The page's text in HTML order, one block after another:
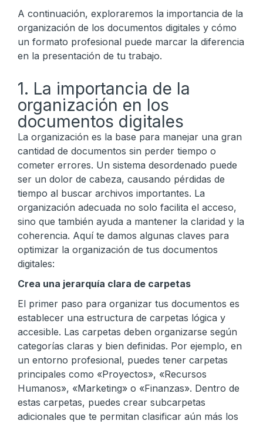
A continuación, exploraremos la importancia de la
organización de los documentos digitales y cómo
un formato profesional puede marcar la diferencia
en la presentación de tu trabajo.
1. La importancia de la
organización en los
documentos digitales
La organización es la base para manejar una gran
cantidad de documentos sin perder tiempo o
cometer errores. Un sistema desordenado puede
ser un dolor de cabeza, causando pérdidas de
tiempo al buscar archivos importantes. La
organización adecuada no solo facilita el acceso,
sino que también ayuda a mantener la claridad y la
coherencia. Aquí te damos algunas claves para
optimizar la organización de tus documentos
digitales:
Crea una jerarquía clara de carpetas
El primer paso para organizar tus documentos es
establecer una estructura de carpetas lógica y
accesible. Las carpetas deben organizarse según
categorías claras y bien definidas. Por ejemplo, en
un entorno profesional, puedes tener carpetas
principales como «Proyectos», «Recursos
Humanos», «Marketing» o «Finanzas». Dentro de
estas carpetas, puedes crear subcarpetas
adicionales que te permitan clasificar aún más los